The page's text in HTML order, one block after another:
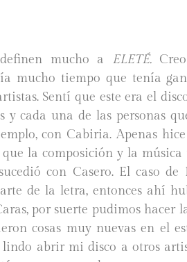
mucho a ELETÉ. C
mucho tiempo que tenía
Sentí que este era el
y cada una de las personas
con Cabiria. Apenas
la composición y la
con Casero. El caso de
de la letra, entonces ahí
por suerte pudimos hacer
cosas muy nuevas en el
abrir mi disco a otros